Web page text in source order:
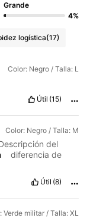
Grande
4%
logística(17)
Color: Negro / Talla: L
Útil (15)
Color: Negro / Talla: M
del
diferencia de
Útil (8)
Verde militar / Talla: XL